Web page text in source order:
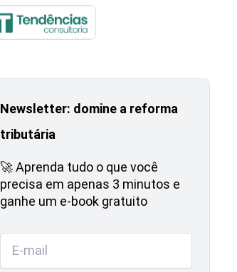
Newsletter: domine a reforma
tributária
🚀 Aprenda tudo o que você
precisa em apenas 3 minutos e
ganhe um e-book gratuito